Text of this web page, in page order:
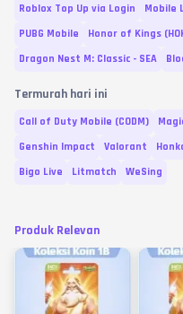
Roblox Top Up via Login Mobile
PUBG Mobile
Honor of Kings
Dragon Nest M: Classic - SEA
Termurah hari ini
Call of Duty Mobile (CODM)
Genshin Impact
Valorant
Bigo Live
Litmatch WeSing
Produk Relevan